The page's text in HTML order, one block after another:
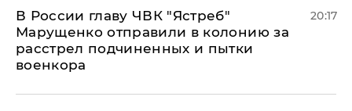
В России главу ЧВК "Ястреб"
Марущенко отправили в колонию за
расстрел подчиненных и пытки
военкора
20:17